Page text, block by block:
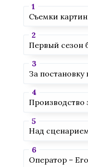
Съемки
Первый сезон
За
Над
Оператор –